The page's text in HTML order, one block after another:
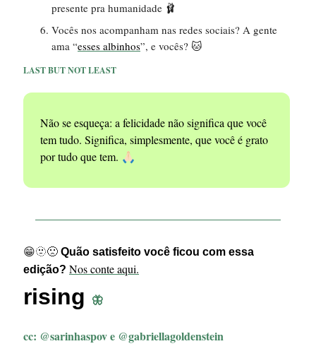
presente pra humanidade 🩰
Vocês nos acompanham nas redes sociais? A gente
ama “esses albinhos”, e vocês? 🐱
LAST BUT NOT LEAST
Não se esqueça: a felicidade não significa que você
tem tudo. Significa, simplesmente, que você é grato
por tudo que tem. 🙏🏻
😁🫥🙁 Quão satisfeito você ficou com essa
edição? Nos conte aqui.
rising 🦋
cc: @sarinhaspov e @gabriellagoldenstein